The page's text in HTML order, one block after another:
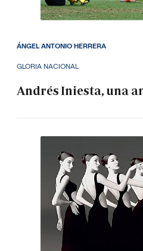
GLORIA NACIONAL
Andrés Iniesta, una
ÁNGEL ANTONIO HERRERA